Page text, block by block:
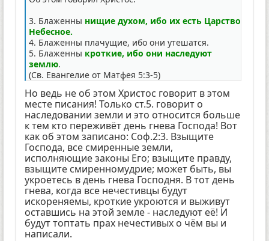
3. Блаженны нищие духом, ибо их есть Царство
Небесное.
4. Блаженны плачущие, ибо они утешатся.
5. Блаженны кроткие, ибо они наследуют
землю.
(Св. Евангелие от Матфея 5:3-5)
Но ведь не об этом Христос говорит в этом
месте писания! Только ст.5. говорит о
наследовании земли и это относится больше
к тем кто переживёт день гнева Господа! Вот
как об этом записано: Соф.2:3. Взыщите
Господа, все смиренные земли,
исполняющие законы Его; взыщите правду,
взыщите смиренномудрие; может быть, вы
укроетесь в день гнева Господня. В тот день
гнева, когда все нечестивцы будут
искореняемы, кроткие укроются и выживут
оставшись на этой земле - наследуют её! И
будут топтать прах нечестивых о чём вы и
написали.